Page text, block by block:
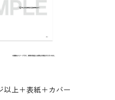
以上＋表紙＋カバー